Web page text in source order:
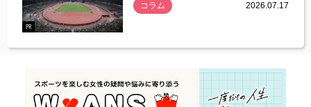
PR
コラム
2026.07.17